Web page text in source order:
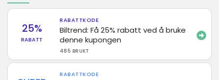
25%
RABATT
RABATTKODE
Biltrend: Få 25% rabatt ved å bruke
denne kupongen
485 BRUKT
RABATTKODE